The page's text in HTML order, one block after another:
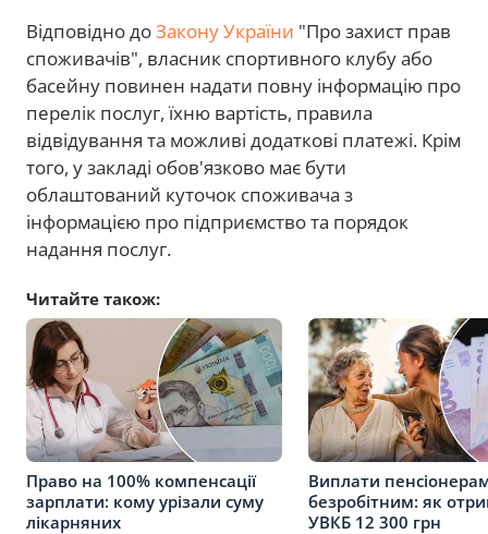
Відповідно доЗакону України "Про захист прав
споживачів", власник спортивного клубу або
басейну повинен надати повну інформацію про
перелік послуг, їхню вартість, правила
відвідування та можливі додаткові платежі. Крім
того, у закладі обов'язково має бути
облаштований куточок споживача з
інформацією про підприємство та порядок
надання послуг.
Читайте також:
Право на 100% компенсації
зарплати: кому урізали суму
лікарняних
Виплати
безробітним: як
УВКБ 12 300 грн